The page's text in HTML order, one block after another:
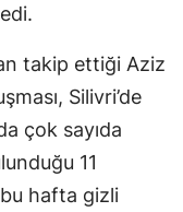
takip ettiği Aziz
Silivri’de
çok sayıda
11
bu hafta gizli